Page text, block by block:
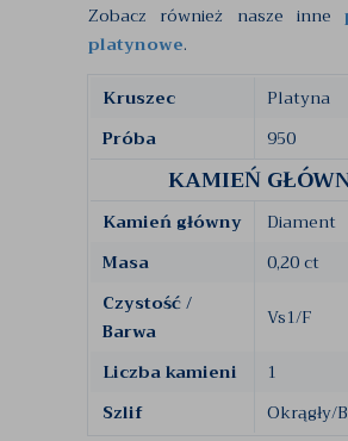
Zobacz również nasze inne
platynowe.
Kruszec
Platyna
Próba
950
KAMIEŃ
Kamień główny
Diament
Masa
0,20 ct
Czystość /
Barwa
Vs1/F
Liczba kamieni
1
Szlif
Okrągły/